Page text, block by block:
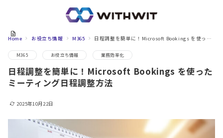
Home お役立ち情報 M365 日程調整を簡単に！Microsoft Bookings を使ったミーティング日程調整方法
M365 お役立ち情報 業務効率化
日程調整を簡単に！Microsoft Bookings を使った
ミーティング日程調整方法
2025年10月22日